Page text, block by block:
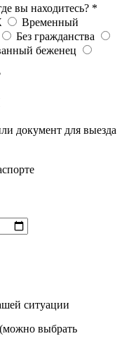
вы находитесь? *
Временный
Без гражданства
беженец
документ для выезда
ситуации
(можно выбрать